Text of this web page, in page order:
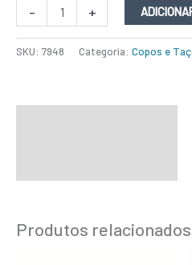
- +
SKU: 7948 Categoria: Copos e
Produtos relacionados